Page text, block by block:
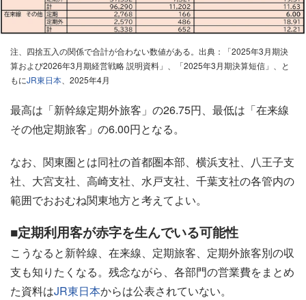
注、四捨五入の関係で合計が合わない数値がある。出典：「2025年3月期決
算および2026年3月期経営戦略 説明資料」、「2025年3月期決算短信」、と
もにJR東日本 、2025年4月
最高は「新幹線定期外旅客」の26.75円、最低は「在来線
その他定期旅客」の6.00円となる。
なお、関東圏とは同社の首都圏本部、横浜支社、八王子支
社、大宮支社、高崎支社、水戸支社、千葉支社の各管内の
範囲でおおむね関東地方と考えてよい。
■定期利用客が赤字を生んでいる可能性
こうなると新幹線、在来線、定期旅客、定期外旅客別の収
支も知りたくなる。残念ながら、各部門の営業費をまとめ
た資料はJR東日本からは公表されていない。